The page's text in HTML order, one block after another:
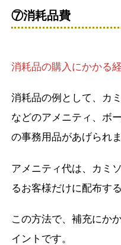
⑦消耗品費
消耗品の購入にかかる
消耗品の例として、カ
などのアメニティ、ボ
の事務用品があげられま
アメニティ代は、カミ
るお客様だけに配布す
この方法で、補充にか
イントです。